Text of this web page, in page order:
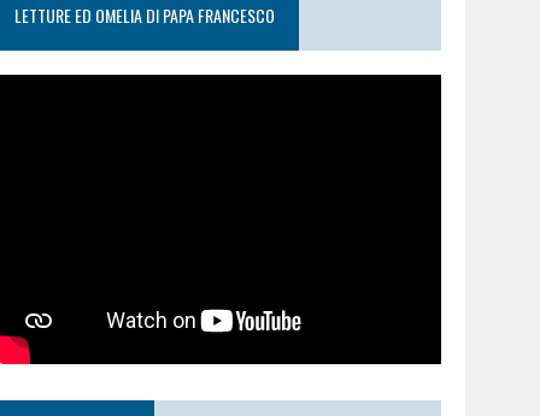
LETTURE ED OMELIA DI PAPA FRANCESCO